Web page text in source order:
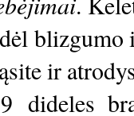
ir
dideles